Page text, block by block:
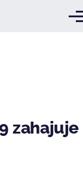
zahajuje